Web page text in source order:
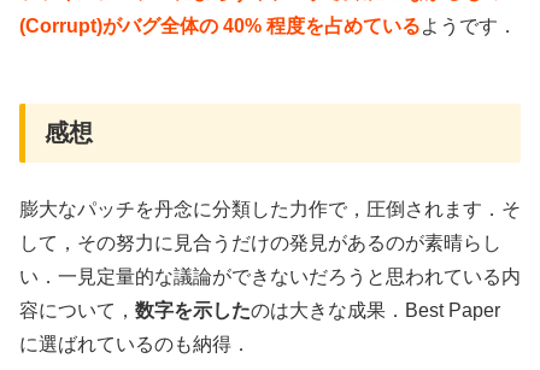
(Corrupt)がバグ全体の 40% 程度を占めているようです．
感想
膨大なパッチを丹念に分類した力作で，圧倒されます．そ
して，その努力に見合うだけの発見があるのが素晴らし
い．一見定量的な議論ができないだろうと思われている内
容について， 数字を示したのは大きな成果．Best Paper
に選ばれているのも納得．